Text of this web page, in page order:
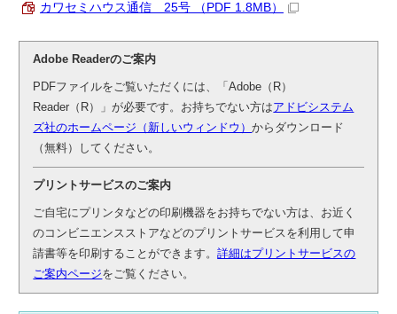
カワセミハウス通信 25号 （PDF 1.8MB）
Adobe Readerのご案内
PDFファイルをご覧いただくには、「Adobe（R）
Reader（R）」が必要です。お持ちでない方はアドビシステム
ズ社のホームページ（新しいウィンドウ）からダウンロード
（無料）してください。
プリントサービスのご案内
ご自宅にプリンタなどの印刷機器をお持ちでない方は、お近く
のコンビニエンスストアなどのプリントサービスを利用して申
請書等を印刷することができます。詳細はプリントサービスの
ご案内ページをご覧ください。